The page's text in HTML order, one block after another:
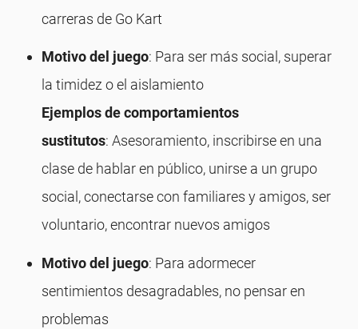
carreras de Go Kart
Motivo del juego: Para ser más social, superar
la timidez o el aislamiento
Ejemplos de comportamientos
sustitutos: Asesoramiento, inscribirse en una
clase de hablar en público, unirse a un grupo
social, conectarse con familiares y amigos, ser
voluntario, encontrar nuevos amigos
Motivo del juego: Para adormecer
sentimientos desagradables, no pensar en
problemas